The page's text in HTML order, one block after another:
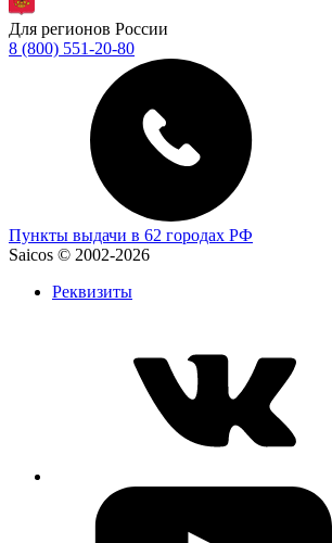
Для регионов России
8 (800) 551-20-80
Пункты выдачи в 62 городах РФ
Saicos © 2002-2026
Реквизиты